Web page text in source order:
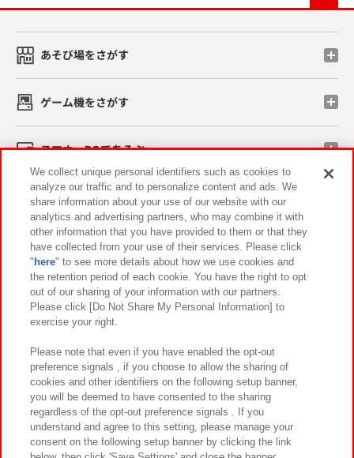
あそび場をさがす
ゲーム機をさがす
スマホ・PCであそぶ
イベント・キャンペーン
関連会社 サステナビリティ サイトポリシー
プライバシーポリシー ウェブアクセシビリティ方針と検証結果
お取引先さまとともに
カスタマーハラスメント対応方針 よくあるご質問・お問い合わせ
We collect unique personal identifiers such as cookies to
analyze our traffic and to personalize content and ads. We
share information about your use of our website with our
analytics and advertising partners, who may combine it with
other information that you have provided to them or that they
have collected from your use of their services. Please click
" here" to see more details about how we use cookies and
the retention period of each cookie. You have the right to opt
out of our sharing of your information with our partners.
Please click [Do Not Share My Personal Information] to
exercise your right.
Please note that even if you have enabled the opt-out
preference signals , if you choose to allow the sharing of
cookies and other identifiers on the following setup banner,
you will be deemed to have consented to the sharing
regardless of the opt-out preference signals . If you
understand and agree to this setting, please manage your
consent on the following setup banner by clicking the link